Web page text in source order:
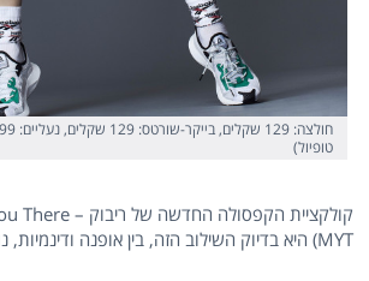
טופיול)
MYT) היא בדיוק השילוב הזה, בין אופנה ודינמיות, נוחות ואמירה אישית.